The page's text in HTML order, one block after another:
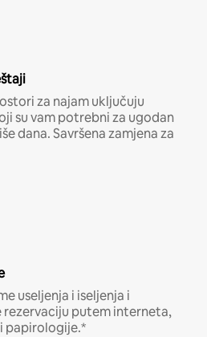
za najam uključuju
su vam potrebni za ugodan
dana. Savršena zamjena za
useljenja i iseljenja i
putem interneta,
papirologije.*